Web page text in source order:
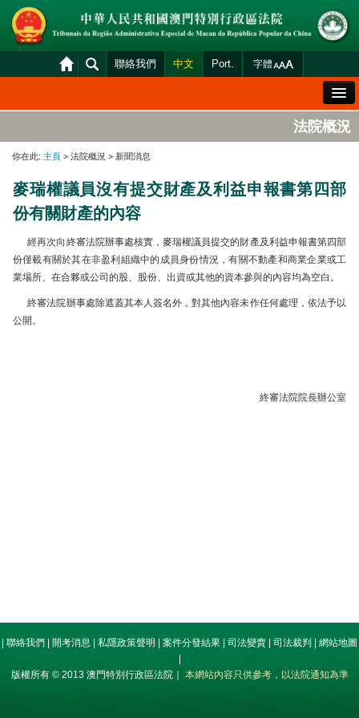
聯絡我們 中文 Port. 字體
法院概況
案件分發及排期
統計資料
財產申報查閱
下載區
法院概況
你在此: 主頁 > 法院概況 > 新聞消息
麥瑞權議員沒有提交財產及利益申報書第四部
份有關財產的內容
經再次向終審法院辦事處核實，麥瑞權議員提交的財產及利益申報書第四部
份僅載有關於其在非盈利組織中的成員身份情況，有關不動產和商業企業或工
業場所、在合夥或公司的股、股份、出資或其他的資本參與的內容均為空白。
終審法院辦事處除遮蓋其本人簽名外，對其他內容未作任何處理，依法予以
公開。
終審法院院長辦公室
聯絡我們 開考消息 私隱政策聲明 案件分發結果 司法變賣 司法裁判
網站地圖
版權所有 © 2013 澳門特別行政區法院｜ 本網站內容只供參考，以法院通知為準